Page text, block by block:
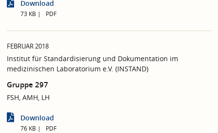
Download
73 KB PDF
FEBRUAR 2018
Institut für Standardisierung und Dokumentation im
medizinischen Laboratorium e.V. (INSTAND)
Gruppe 297
FSH, AMH, LH
Download
76 KB PDF